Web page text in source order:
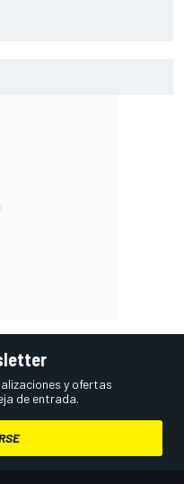
y ofertas
de entrada.